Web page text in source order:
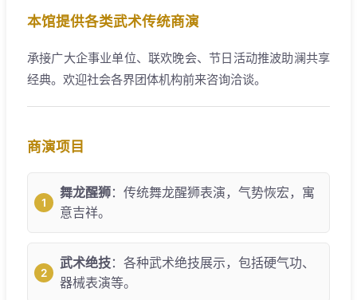
本馆提供各类武术传统商演
承接广大企事业单位、联欢晚会、节日活动推波助澜共享
经典。欢迎社会各界团体机构前来咨询洽谈。
商演项目
舞龙醒狮：传统舞龙醒狮表演，气势恢宏，寓
意吉祥。
武术绝技：各种武术绝技展示，包括硬气功、
器械表演等。